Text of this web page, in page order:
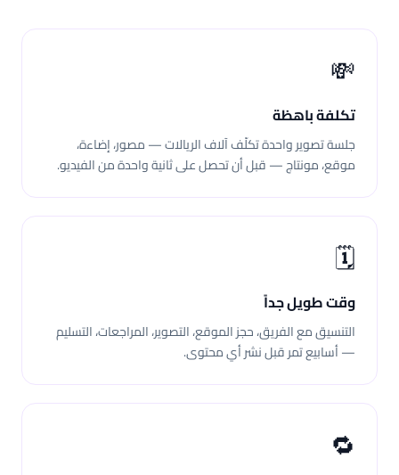
💸
تكلفة باهظة
جلسة تصوير واحدة تكلّف آلاف الريالات — مصور، إضاءة،
موقع، مونتاج — قبل أن تحصل على ثانية واحدة من الفيديو.
🗓️
وقت طويل جداً
التنسيق مع الفريق، حجز الموقع، التصوير، المراجعات، التسليم
— أسابيع تمر قبل نشر أي محتوى.
🔁